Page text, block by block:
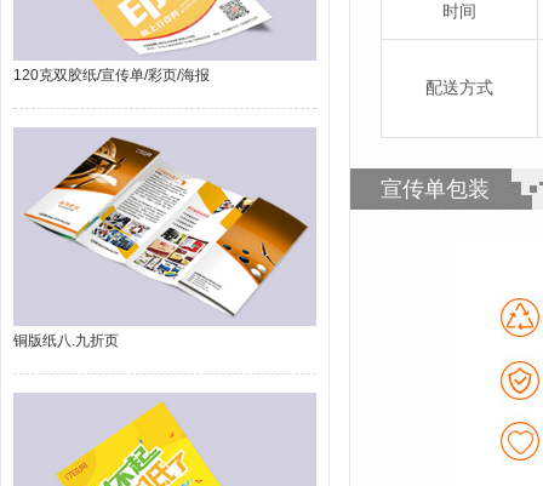
120克双胶纸/宣传单/彩页/海报
铜版纸八.九折页
时间
配送方式
宣传单包装